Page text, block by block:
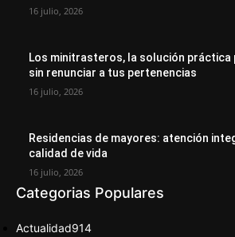
16 julio, 2026
Los minitrasteros, la solución práctica
sin renunciar a tus pertenencias
16 julio, 2026
Residencias de mayores: atención
calidad de vida
16 julio, 2026
Categorias Populares
Actualidad914